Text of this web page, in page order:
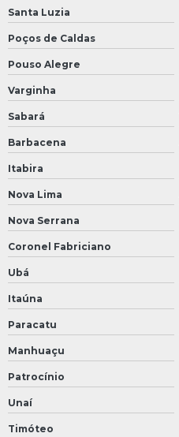
Santa Luzia
Poços de Caldas
Pouso Alegre
Varginha
Sabará
Barbacena
Itabira
Nova Lima
Nova Serrana
Coronel Fabriciano
Ubá
Itaúna
Paracatu
Manhuaçu
Patrocínio
Unaí
Timóteo